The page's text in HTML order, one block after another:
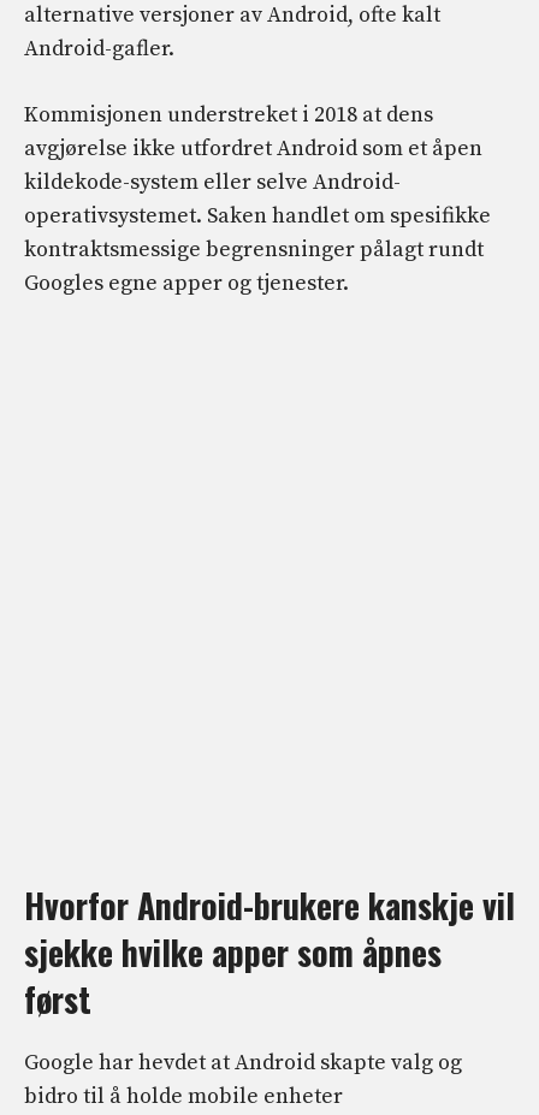
alternative versjoner av Android, ofte kalt
Android-gafler.
Kommisjonen understreket i 2018 at dens
avgjørelse ikke utfordret Android som et åpen
kildekode-system eller selve Android-
operativsystemet. Saken handlet om spesifikke
kontraktsmessige begrensninger pålagt rundt
Googles egne apper og tjenester.
Hvorfor Android-brukere kanskje vil
sjekke hvilke apper som åpnes
først
Google har hevdet at Android skapte valg og
bidro til å holde mobile enheter